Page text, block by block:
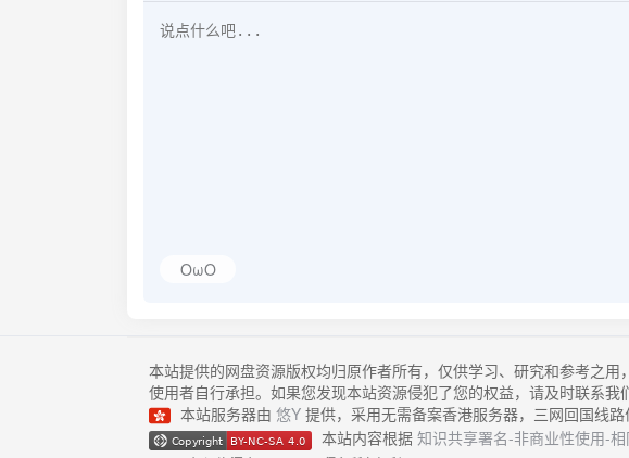
OωO
本站提供的网盘资源版权均归原作者所有，仅供学习、研究和参考之
使用者自行承担。如果您发现本站资源侵犯了您的权益，请及时联系我
本站服务器由 悠Y 提供，采用无需备案香港服务器，三网回国线路
本站内容根据 知识共享署名-非商业性使用-